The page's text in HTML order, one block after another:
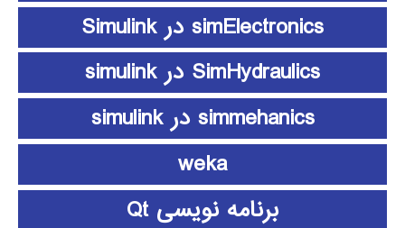
simElectronics در Simulink
SimHydraulics در simulink
simmehanics در simulink
weka
برنامه نویسی Qt